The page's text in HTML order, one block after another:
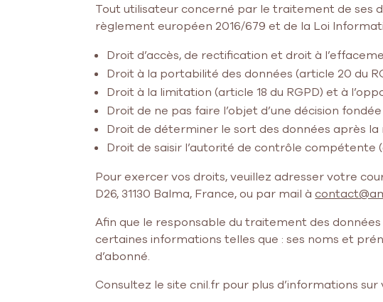
Tout utilisateur concerné par le traitement de ses
règlement européen 2016/679 et de la Loi
Droit d’accès, de rectification et droit à
Droit à la portabilité des données (article 20 du
Droit à la limitation (article 18 du RGPD) et à
Droit de ne pas faire l’objet d’une décision
Droit de déterminer le sort des données après la
Droit de saisir l’autorité de contrôle compétente
Pour exercer vos droits, veuillez adresser votre
D26, 31130 Balma, France, ou par mail à
Afin que le responsable du traitement des
certaines informations telles que : ses noms et
d’abonné.
Consultez le site cnil.fr pour plus d’informations sur